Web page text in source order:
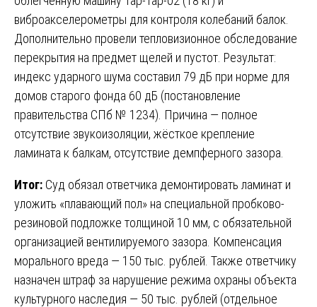
виброакселерометры для контроля колебаний балок.
Дополнительно провели тепловизионное обследование
перекрытия на предмет щелей и пустот. Результат:
индекс ударного шума составил 79 дБ при норме для
домов старого фонда 60 дБ (постановление
правительства СПб № 1234). Причина — полное
отсутствие звукоизоляции, жёсткое крепление
ламината к балкам, отсутствие демпферного зазора.
Итог: Суд обязал ответчика демонтировать ламинат и
уложить «плавающий пол» на специальной пробково-
резиновой подложке толщиной 10 мм, с обязательной
организацией вентилируемого зазора. Компенсация
морального вреда — 150 тыс. рублей. Также ответчику
назначен штраф за нарушение режима охраны объекта
культурного наследия — 50 тыс. рублей (отдельное